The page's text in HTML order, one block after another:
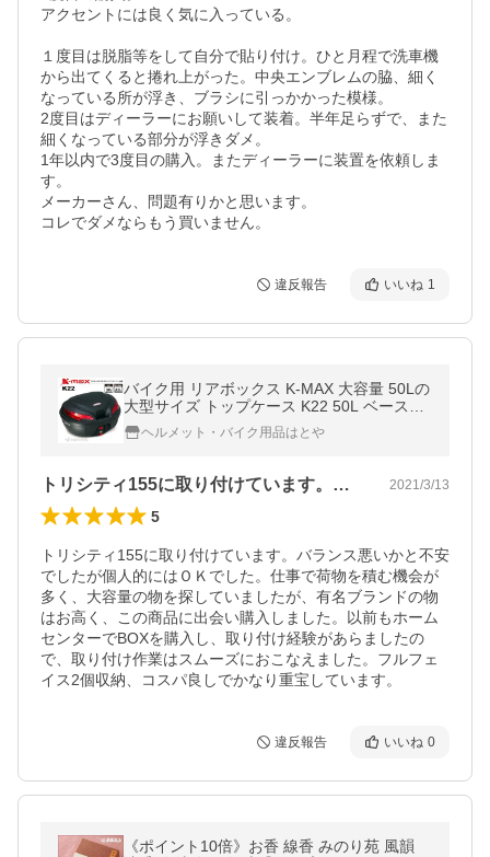
アクセントには良く気に入っている。
１度目は脱脂等をして自分で貼り付け。ひと月程で洗車機
から出てくると捲れ上がった。中央エンブレムの脇、細く
なっている所が浮き、ブラシに引っかかった模様。
2度目はディーラーにお願いして装着。半年足らずで、また
細くなっている部分が浮きダメ。
1年以内で3度目の購入。またディーラーに装置を依頼しま
す。
メーカーさん、問題有りかと思います。
コレでダメならもう買いません。
違反報告 いいね 1
バイク用 リアボックス K-MAX 大容量 50Lの
大型サイズ トップケース K22 50L ベースプ
レート着脱可能
ヘルメット・バイク用品はとや
トリシティ155に取り付けています。バ… 2021/3/13
5
トリシティ155に取り付けています。バランス悪いかと不安
でしたが個人的にはＯＫでした。仕事で荷物を積む機会が
多く、大容量の物を探していましたが、有名ブランドの物
はお高く、この商品に出会い購入しました。以前もホーム
センターでBOXを購入し、取り付け経験があらましたの
で、取り付け作業はスムーズにおこなえました。フルフェ
イス2個収納、コスパ良しでかなり重宝しています。
違反報告 いいね 0
《ポイント10倍》お香 線香 みのり苑 風韻